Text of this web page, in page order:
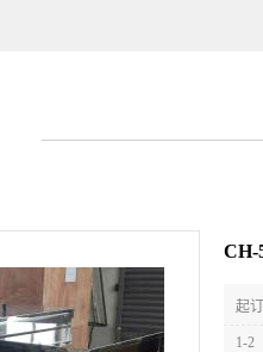
CH-
起
1-2